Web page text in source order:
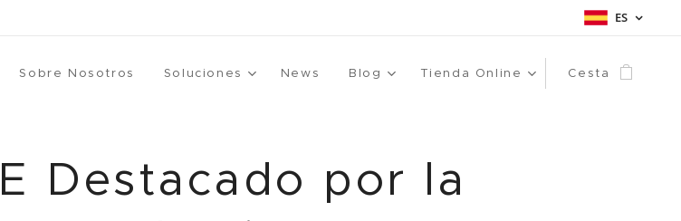
ES
Sobre Nosotros Soluciones News Blog Tienda Online Cesta
Destacado por la